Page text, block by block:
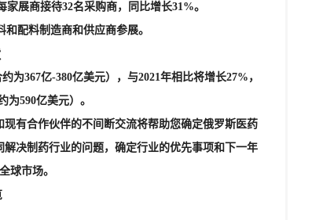
展商接待32名采购商，同比增长31%。
配料制造商和供应商参展。
367亿-380亿美元），与2021年相比将增长27%，
为590亿美元）。
有合作伙伴的不间断交流将帮助您确定俄罗斯医药
决制药行业的问题，确定行业的优先事项和下一年
球市场。